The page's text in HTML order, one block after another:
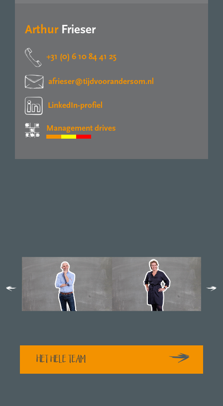
ArthurFrieser
+31 (0) 6 10 84 41 25
afrieser@tijdvoorandersom.nl
LinkedIn-profiel
Management drives
Het hele team